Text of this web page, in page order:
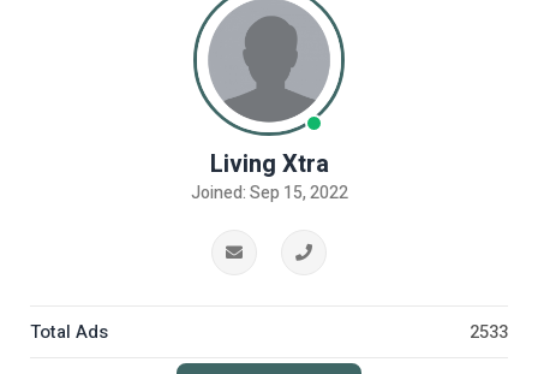
Living Xtra
Joined: Sep 15, 2022
Total Ads 2533